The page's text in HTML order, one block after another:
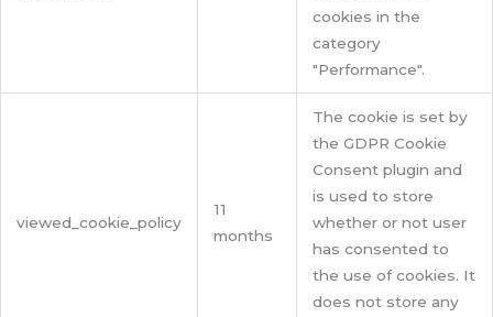
cookies in the
category
"Performance".
viewed_cookie_policy
11
months
The cookie is set by
the GDPR Cookie
Consent plugin and
is used to store
whether or not user
has consented to
the use of cookies. It
does not store any